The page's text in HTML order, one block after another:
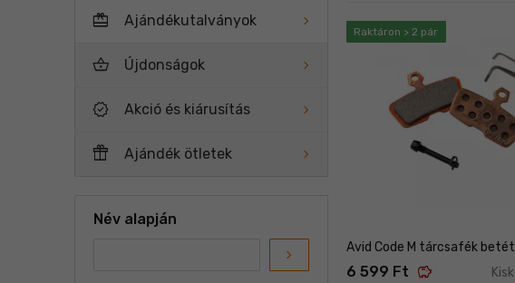
card_giftcard Ajándékutalványok
shopping_basket Újdonságok
new_releases Akció és kiárusítás
featured_seasonal_and_gifts Ajándék ötletek
Név alapján
navigate_next
Raktáron > 2 pár
Avid Code M tárcsafék
6 599 Ft savings